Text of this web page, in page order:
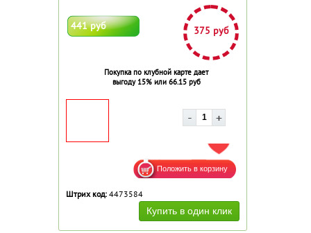
441 руб 375 руб
Покупка по клубной карте дает
выгоду 15% или 66.15 руб
ДОБАВИТЬ В ИЗБРАННОЕ
Штрих код: 4473584